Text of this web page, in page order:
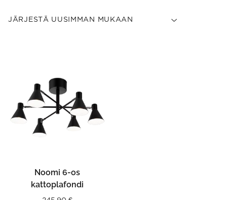
Noomi 6-os
kattoplafondi